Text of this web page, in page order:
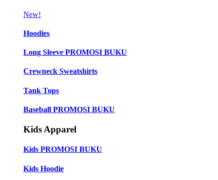
New!
Hoodies
Long Sleeve PROMOSI BUKU
Crewneck Sweatshirts
Tank Tops
Baseball PROMOSI BUKU
Kids Apparel
Kids PROMOSI BUKU
Kids Hoodie